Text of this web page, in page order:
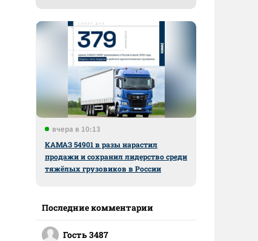
вчера в 10:13
КАМАЗ 54901 в разы нарастил
продажи и сохранил лидерство среди
тяжёлых грузовиков в России
Последние комментарии
Гость 3487